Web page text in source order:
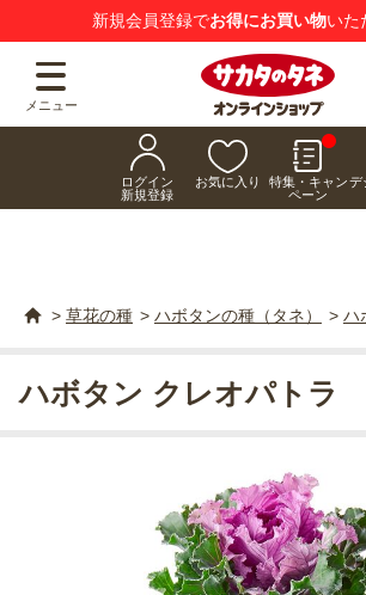
新規会員登録でお得にお買い物いた
メニュー
ログイン
新規登録
お気に入り
特集・キャン
ペーン
デ
> 草花の種 > ハボタンの種（タネ） > ハ
ハボタン クレオパトラ